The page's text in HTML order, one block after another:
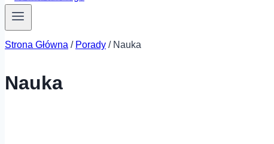
Strona Główna / Porady / Nauka
Nauka